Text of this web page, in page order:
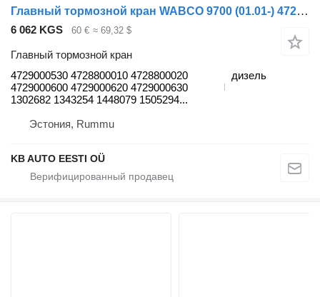
Главный тормозной кран WABCO 9700 (01.01-) 4729000530 для автобуса Volvo 7700-9900 bus (1999-)
6 062 KGS 60 € ≈ 69,32 $
Главный тормозной кран
4729000530 4728800010 4728800020
4729000600 4729000620 4729000630
1302682 1343254 1448079 1505294...
дизель
Эстония, Rummu
KB AUTO EESTI OÜ